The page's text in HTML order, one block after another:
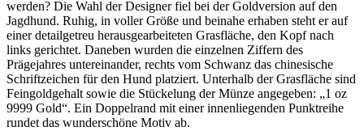
werden? Die Wahl der Designer fiel bei der Goldversion auf den
Jagdhund. Ruhig, in voller Größe und beinahe erhaben steht er auf
einer detailgetreu herausgearbeiteten Grasfläche, den Kopf nach
links gerichtet. Daneben wurden die einzelnen Ziffern des
Prägejahres untereinander, rechts vom Schwanz das chinesische
Schriftzeichen für den Hund platziert. Unterhalb der Grasfläche sind
Feingoldgehalt sowie die Stückelung der Münze angegeben: „1 oz
9999 Gold“. Ein Doppelrand mit einer innenliegenden Punktreihe
rundet das wunderschöne Motiv ab.